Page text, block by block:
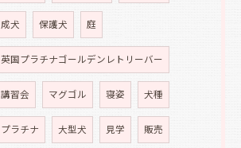
成犬 保護犬 庭
英国プラチナゴールデンレトリーバー
講習会 マグゴル 寝姿 犬種
プラチナ 大型犬 見学 販売